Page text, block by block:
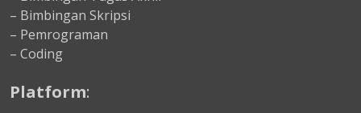
– Bimbingan Skripsi
– Pemrograman
– Coding
Platform: